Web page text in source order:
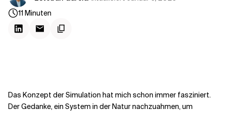
11Minuten
Das Konzept der Simulation hat mich schon immer fasziniert.
Der Gedanke, ein System in der Natur nachzuahmen, um